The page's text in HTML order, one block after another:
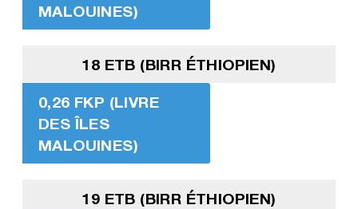
MALOUINES)
18 ETB (BIRR ÉTHIOPIEN)
0,26 FKP (LIVRE
DES ÎLES
MALOUINES)
19 ETB (BIRR ÉTHIOPIEN)